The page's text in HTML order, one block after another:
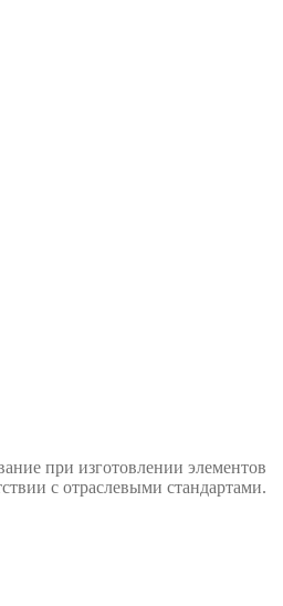
при изготовлении элементов
с отраслевыми стандартами.